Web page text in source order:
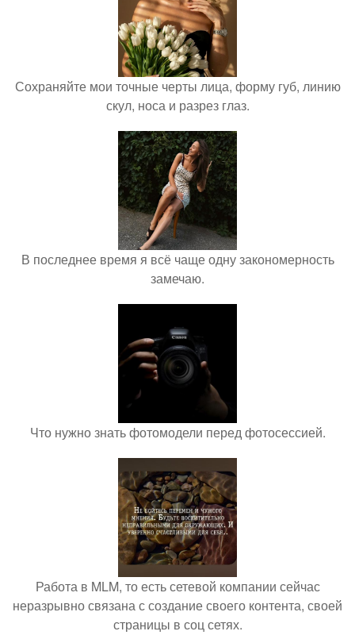
Сохраняйте мои точные черты лица, форму губ, линию
скул, носа и разрез глаз.
В последнее время я всё чаще одну закономерность
замечаю.
Что нужно знать фотомодели перед фотосессией.
Работа в MLM, то есть сетевой компании сейчас
неразрывно связана с создание своего контента, своей
страницы в соц сетях.